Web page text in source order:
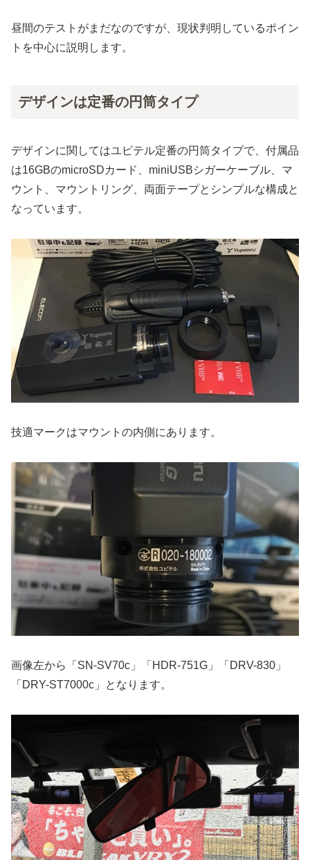
昼間のテストがまだなのですが、現状判明しているポイン
トを中心に説明します。
デザインは定番の円筒タイプ
デザインに関してはユピテル定番の円筒タイプで、付属品
は16GBのmicroSDカード、miniUSBシガーケーブル、マ
ウント、マウントリング、両面テープとシンプルな構成と
なっています。
技適マークはマウントの内側にあります。
画像左から「SN-SV70c」「HDR-751G」「DRV-830」
「DRY-ST7000c」となります。